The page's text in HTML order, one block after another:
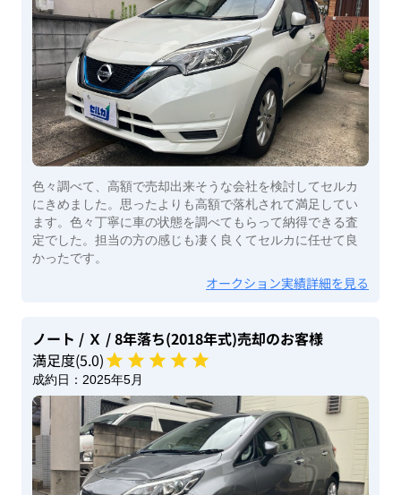
色々調べて、高額で売却出来そうな会社を検討してセルカ
にきめました。思ったよりも高額で落札されて満足してい
ます。色々丁寧に車の状態を調べてもらって納得できる査
定でした。担当の方の感じも凄く良くてセルカに任せて良
かったです。
オークション実績詳細を見る
ノート / Ｘ / 8年落ち(2018年式)売却のお客様
満足度(5.0)
成約日： 2025年5月